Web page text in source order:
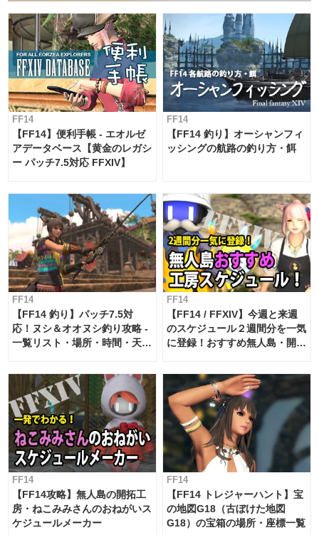
FF14
【FF14】便利手帳 - エオルゼ
アデータベース【黄金のレガシ
ー パッチ7.5対応 FFXIV】
FF14
【FF14 釣り】オーシャンフィ
ッシングの航路の釣り方・餌
FF14
【FF14 釣り】パッチ7.5対
応！ヌシ＆オオヌシ釣り攻略 -
一覧リスト・場所・時間・天
FF14
【FF14 / FFXIV】今週と来週
のスケジュール２週間分を一気
に登録！おすすめ無人島・開拓
FF14
【FF14攻略】無人島の開拓工
房・ねこみみさんのおねがいス
ケジュールメーカー
FF14
【FF14 トレジャーハント】宝
の地図G18（古ぼけた地図
G18）の宝箱の場所・座標一覧